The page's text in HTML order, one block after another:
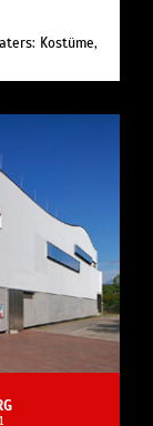
Kostüme,